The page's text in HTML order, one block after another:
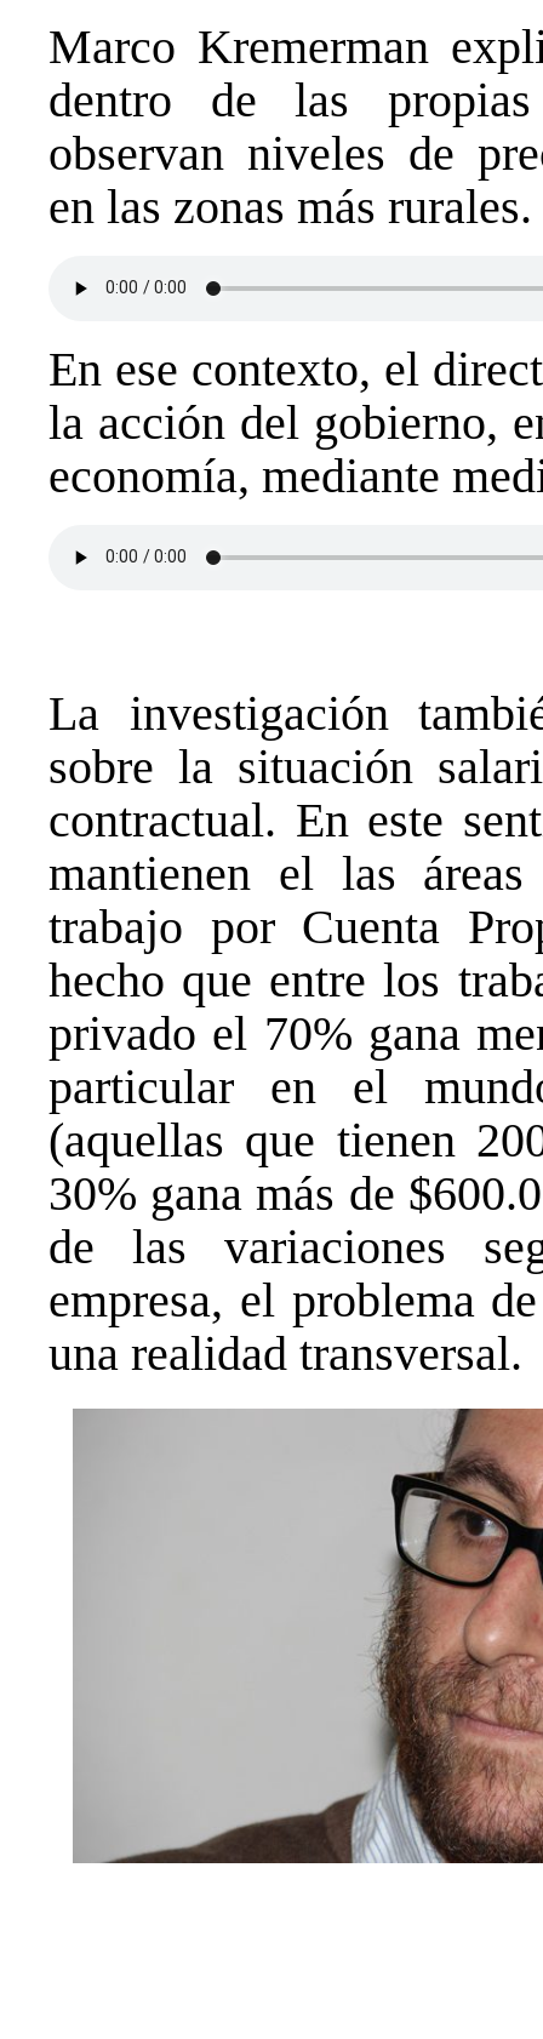
Marco Kremerman
dentro de las
observan niveles de
en las zonas más rurales.
En ese contexto, el
la acción del gobierno,
economía, mediante
La investigación
sobre la situación
contractual. En este
mantienen el las
trabajo por Cuenta
hecho que entre los
privado el 70% gana
particular en el
(aquellas que tienen
30% gana más de
de las variaciones
empresa, el problema
una realidad transversal.